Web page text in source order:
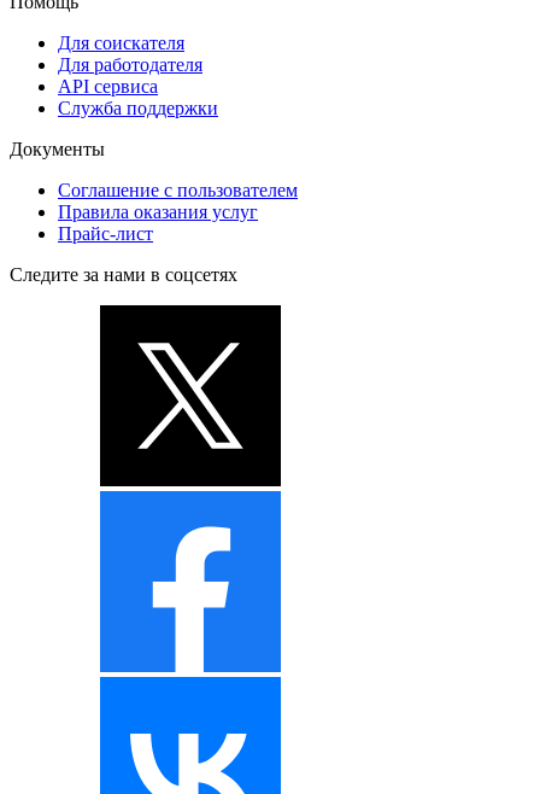
Для соискателя
Для работодателя
API сервиса
Служба поддержки
Документы
Соглашение с пользователем
Правила оказания услуг
Прайс-лист
Следите за нами в соцсетях